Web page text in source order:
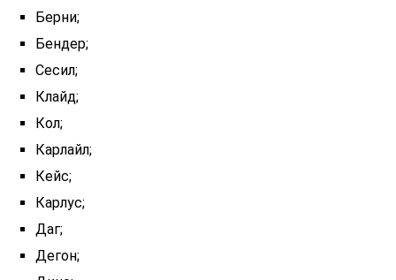
Берни;
Бендер;
Сесил;
Клайд;
Кол;
Карлайл;
Кейс;
Карлус;
Даг;
Дегон;